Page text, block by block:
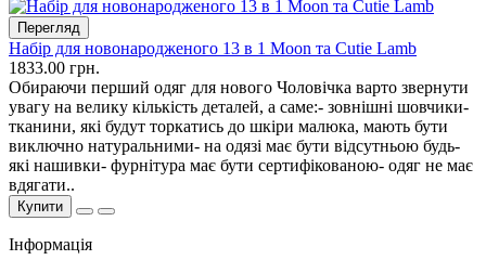
Перегляд
Набір для новонародженого 13 в 1 Moon та Cutie Lamb
1833.00 грн.
Обираючи перший одяг для нового Чоловічка варто звернути
увагу на велику кількість деталей, а саме:- зовнішні шовчики-
тканини, які будут торкатись до шкіри малюка, мають бути
виключно натуральними- на одязі має бути відсутньою будь-
які нашивки- фурнітура має бути сертифікованою- одяг не має
вдягати..
Купити
Інформація